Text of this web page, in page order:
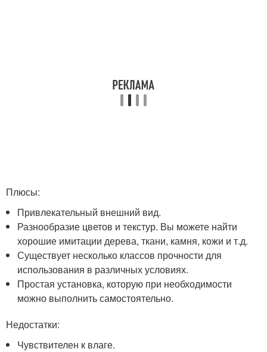
Плюсы:
Привлекательный внешний вид.
Разнообразие цветов и текстур. Вы можете найти
хорошие имитации дерева, ткани, камня, кожи и т.д.
Существует несколько классов прочности для
использования в различных условиях.
Простая установка, которую при необходимости
можно выполнить самостоятельно.
Недостатки:
Чувствителен к влаге.